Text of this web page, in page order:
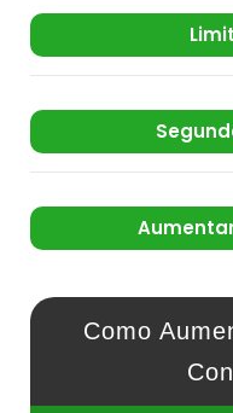
Como